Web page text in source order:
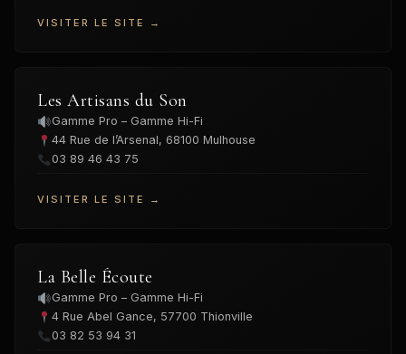
VISITER LE SITE →
Les Artisans du Son
Gamme Pro – Gamme Hi-Fi
44 Rue de l’Arsenal, 68100 Mulhouse
03 89 46 43 75
VISITER LE SITE →
La Belle Écoute
Gamme Pro – Gamme Hi-Fi
4 Rue Abel Gance, 57700 Thionville
03 82 53 94 31